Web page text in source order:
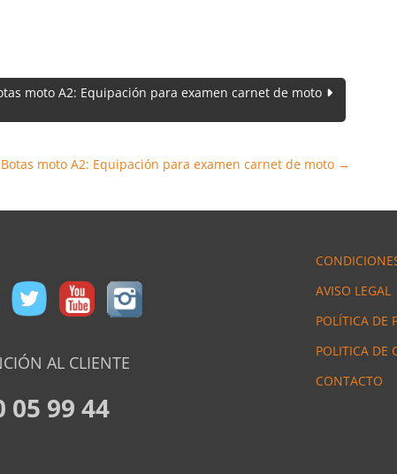
moto A2: Equipación para examen carnet de moto
Botas moto A2: Equipación para examen carnet de moto →
AL CLIENTE
05 99 44
AVISO LEGAL
POLÍTICA DE
POLITICA DE
CONTACTO